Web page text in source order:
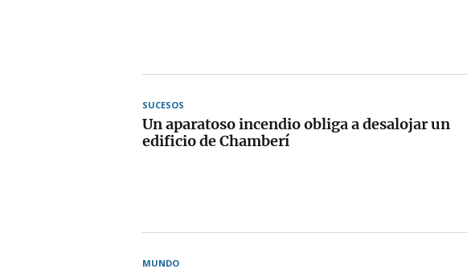
SUCESOS
Un aparatoso incendio obliga a desalojar un
edificio de Chamberí
MUNDO